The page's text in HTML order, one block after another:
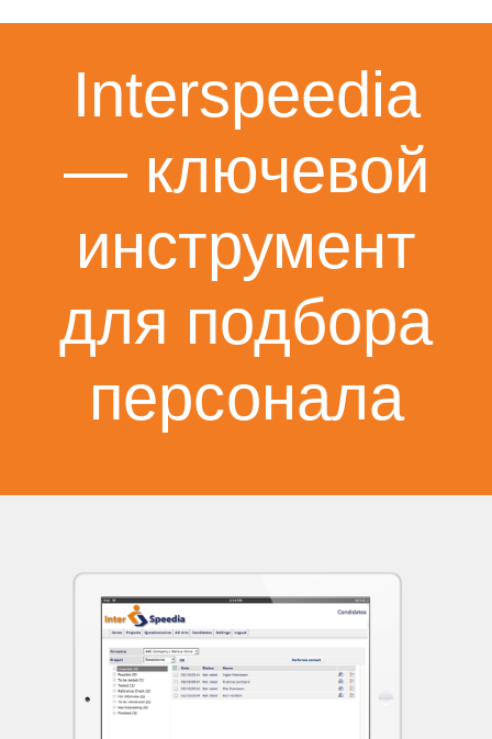
Interspeedia
— ключевой
инструмент
для подбора
персонала